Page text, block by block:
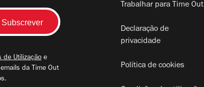
de Utilização e
da Time Out
Trabalhar para Time Out
Declaração de
privacidade
Política de cookies